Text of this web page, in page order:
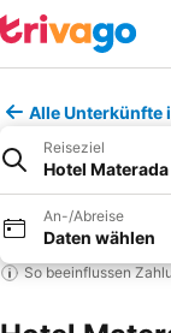
Alle Unterkünfte
Reiseziel
Hotel
An-/Abreise
Daten wählen
So beeinflussen